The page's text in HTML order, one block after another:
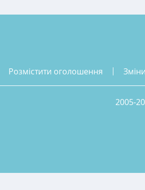
розмістити оголошення
2005-